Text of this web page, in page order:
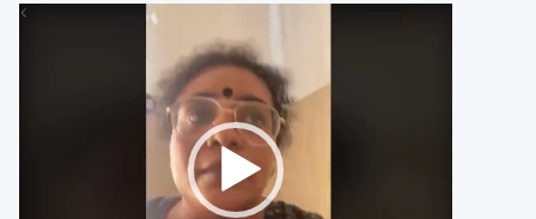
Video